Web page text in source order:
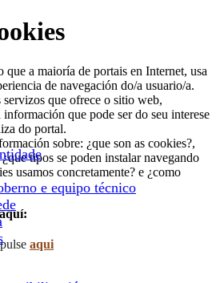
e equipo técnico
que a maioría de portais en Internet, usa
de navegación do/a usuario/a.
que ofrece o sitio web,
que pode ser do seu interese
do portal.
sobre: ¿que son as cookies?,
tipos se poden instalar navegando
usamos concretamente? e ¿como
aqui